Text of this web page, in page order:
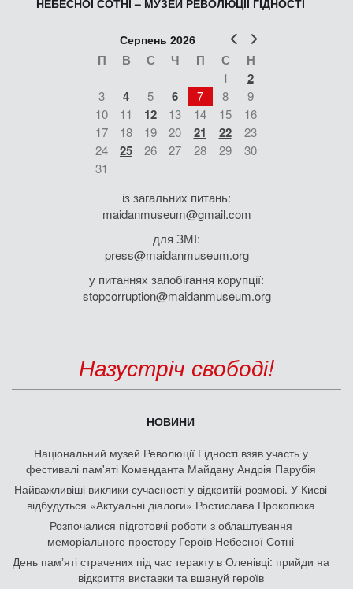
НЕБЕСНОЇ СОТНІ – МУЗЕЙ РЕВОЛЮЦІЇ ГІДНОСТІ
Попер
Серпень 2026
П В С Ч П С Н
1 2
3 4 5 6 7 8
9
10
11 12 13 14 15
16
17
18 19 20 21 22
23
24
25 26 27 28 29
30
31
із загальних питань:
maidanmuseum@gmail.com
для ЗМІ:
press@maidanmuseum.org
у питаннях запобігання корупції:
stopcorruption@maidanmuseum.org
Назустріч свободі!
НОВИНИ
Національний музей Революції Гідності взяв участь у
фестивалі пам'яті Коменданта Майдану Андрія Парубія
Найважливіші виклики сучасності у відкритій розмові. У Києві
відбудуться «Актуальні діалоги» Ростислава Прокопюка
Розпочалися підготовчі роботи з облаштування
меморіального простору Героїв Небесної Сотні
День памʼяті страчених під час теракту в Оленівці: прийди на
відкриття виставки та вшануй героїв